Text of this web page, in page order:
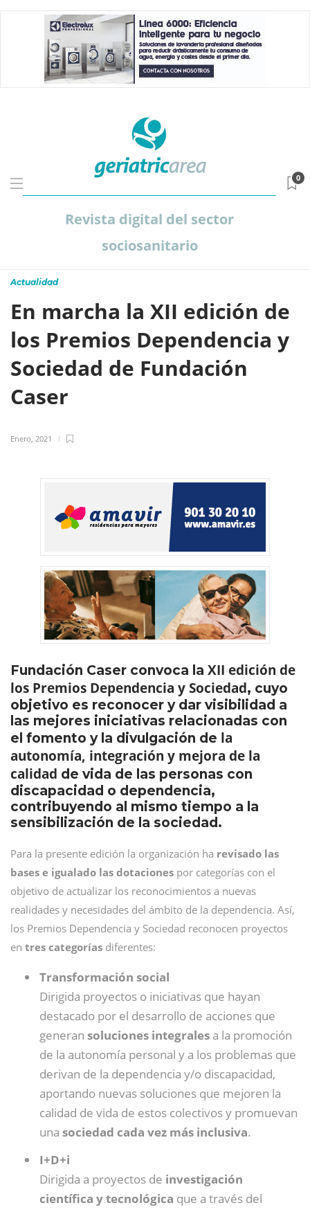
Revista digital del sector
sociosanitario
0
Actualidad
En marcha la XII edición de
los Premios Dependencia y
Sociedad de Fundación
Caser
Enero, 2021
Fundación Caser convoca la XII edición de
los Premios Dependencia y Sociedad, cuyo
objetivo es reconocer y dar visibilidad a
las mejores iniciativas relacionadas con
el fomento y la divulgación de la
autonomía, integración y mejora de la
calidad de vida de las personas con
discapacidad o dependencia,
contribuyendo al mismo tiempo a la
sensibilización de la sociedad.
Para la presente edición la organización ha revisado las
bases e igualado las dotaciones por categorías con el
objetivo de actualizar los reconocimientos a nuevas
realidades y necesidades del ámbito de la dependencia. Así,
los Premios Dependencia y Sociedad reconocen proyectos
en tres categorías diferentes:
Transformación social
Dirigida proyectos o iniciativas que hayan
destacado por el desarrollo de acciones que
generan soluciones integrales a la promoción
de la autonomía personal y a los problemas que
derivan de la dependencia y/o discapacidad,
aportando nuevas soluciones que mejoren la
calidad de vida de estos colectivos y promuevan
una sociedad cada vez más inclusiva.
I+D+i
Dirigida a proyectos de investigación
científica y tecnológica que a través del